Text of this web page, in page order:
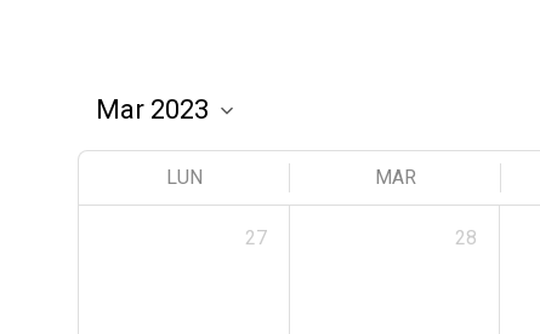
LUN MAR
27 28